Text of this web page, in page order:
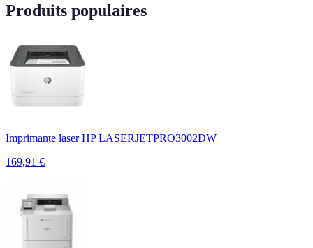
Produits populaires
Imprimante laser HP LASERJETPRO3002DW
169,91 €